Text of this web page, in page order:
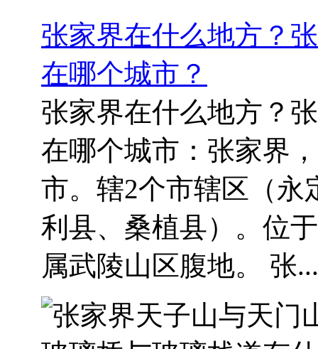
张家界在什么地方？
在哪个城市？
张家界在什么地方？
在哪个城市：张家界
市。辖2个市辖区（永
利县、桑植县）。位
属武陵山区腹地。 张...